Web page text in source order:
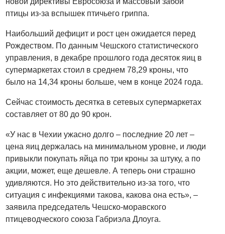
птицы из-за вспышек птичьего гриппа.
Наибольший дефицит и рост цен ожидается перед
Рождеством. По данным Чешского статистического
управления, в декабре прошлого года десяток яиц в
супермаркетах стоил в среднем 78,29 кроны, что
было на 14,34 кроны больше, чем в конце 2024 года.
Сейчас стоимость десятка в сетевых супермаркетах
составляет от 80 до 90 крон.
«У нас в Чехии ужасно долго – последние 20 лет –
цена яиц держалась на минимальном уровне, и люди
привыкли покупать яйца по три кроны за штуку, а по
акции, может, еще дешевле. А теперь они страшно
удивляются. Но это действительно из-за того, что
ситуация с инфекциями такова, какова она есть», –
заявила председатель Чешско-моравского
птицеводческого союза Габриэла Длоуга.